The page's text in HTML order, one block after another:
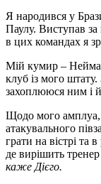
Я народився у
Паулу. Виступав за
в цих командах я
Мій кумир –
клуб із мого
захоплююся ним і
Щодо мого амплуа,
атакувального
грати на вістрі та
де вирішить
каже Дієго.